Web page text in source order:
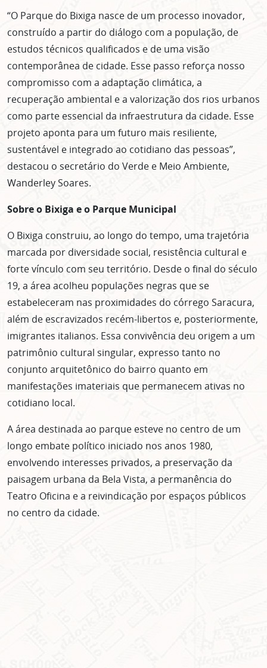
“O Parque do Bixiga nasce de um processo inovador,
construído a partir do diálogo com a população, de
estudos técnicos qualificados e de uma visão
contemporânea de cidade. Esse passo reforça nosso
compromisso com a adaptação climática, a
recuperação ambiental e a valorização dos rios urbanos
como parte essencial da infraestrutura da cidade. Esse
projeto aponta para um futuro mais resiliente,
sustentável e integrado ao cotidiano das pessoas”,
destacou o secretário do Verde e Meio Ambiente,
Wanderley Soares.
Sobre o Bixiga e o Parque Municipal
O Bixiga construiu, ao longo do tempo, uma trajetória
marcada por diversidade social, resistência cultural e
forte vínculo com seu território. Desde o final do século
19, a área acolheu populações negras que se
estabeleceram nas proximidades do córrego Saracura,
além de escravizados recém-libertos e, posteriormente,
imigrantes italianos. Essa convivência deu origem a um
patrimônio cultural singular, expresso tanto no
conjunto arquitetônico do bairro quanto em
manifestações imateriais que permanecem ativas no
cotidiano local.
A área destinada ao parque esteve no centro de um
longo embate político iniciado nos anos 1980,
envolvendo interesses privados, a preservação da
paisagem urbana da Bela Vista, a permanência do
Teatro Oficina e a reivindicação por espaços públicos
no centro da cidade.
ASSINE GRATUITAMENTE
NOSSA NEWSLETTER!
Clique no botão abaixo para receber notícias sobre o
centro de São Paulo no seu email.
CLIQUE AQUI
não mostrar mais esse popup